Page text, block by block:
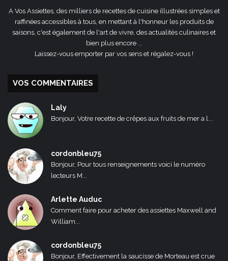
A Vos Assiettes, des milliers de recettes de cuisine illustrées simples et
raffinées accessibles à tous, en mettant à l'honneur les produits de
saisons, c'est également de l'art de vivre, des actualités culinaires et
bien plus encore ...
Laissez-vous emporter par vos sens et régalez-vous !
VOS COMMENTAIRES
Laly
Bonjour, Votre recette de crêpes aux fruits de mer a l...
cordonbleu75
Bonjour, Pour tous renseignements voici le numéro
lecteurs M...
Arlette Auduc
Comment faire pour acheter des assiettes Maxwell and
William...
cordonbleu75
Bonjour, Effectivement la saucisse de Morteau est crue